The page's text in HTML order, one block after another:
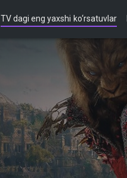
TV dagi eng yaxshi ko‘rsatuvlar